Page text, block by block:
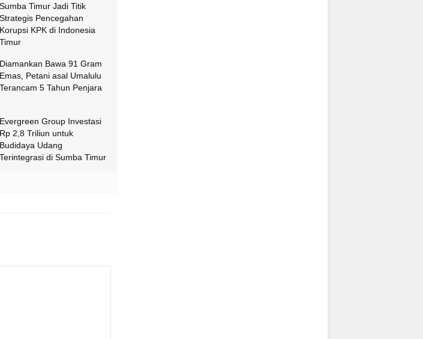
Sumba Timur Jadi Titik
Strategis Pencegahan
Korupsi KPK di Indonesia
Timur
Diamankan Bawa 91 Gram
Emas, Petani asal Umalulu
Terancam 5 Tahun Penjara
Evergreen Group Investasi
Rp 2,8 Triliun untuk
Budidaya Udang
Terintegrasi di Sumba Timur